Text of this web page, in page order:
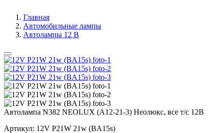
Главная
Автомобильные лампы
Автолампы 12 В
Автолампа N382 NEOLUX (А12-21-3) Неолюкс, все т/с 12В
Артикул: 12V P21W 21w (BA15s)